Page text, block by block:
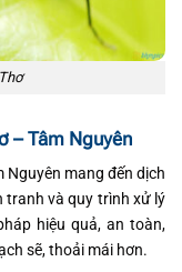
– Tâm Nguyên
Nguyên mang đến dịch
tranh và quy trình xử lý
hiệu quả, an toàn,
sẽ, thoải mái hơn.